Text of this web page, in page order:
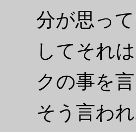
分が思っ
してそれ
クの事を
そう言わ